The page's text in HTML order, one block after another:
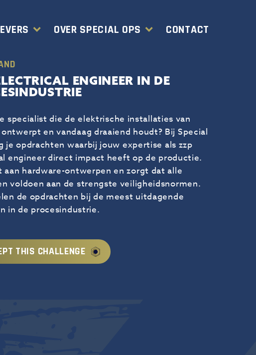
OVER SPECIAL OPS CONTACT
ENGINEER IN DE
specialist die de elektrische installaties van
en vandaag draaiend houdt? Bij Special
je opdrachten waarbij jouw expertise als zzp
engineer direct impact heeft op de productie.
aan hardware-ontwerpen en zorgt dat alle
voldoen aan de strengste veiligheidsnormen.
de opdrachten bij de meest uitdagende
in de procesindustrie.
THIS CHALLENGE